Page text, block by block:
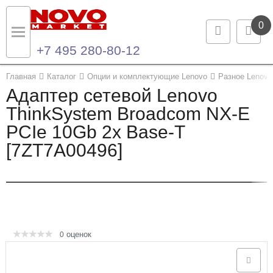
0
+7 495 280-80-12
Главная Каталог Опции и комплектующие Lenovo Разное Lenovo
Адаптер сетевой Lenovo
ThinkSystem Broadcom NX-E
PCIe 10Gb 2x Base-T
[7ZT7A00496]
0 оценок
Назад
Каталог продукции
Ноутбуки и ультрабуки
Компьютеры
Опции и комплектующие
Назад
Контакты
Контактная информация